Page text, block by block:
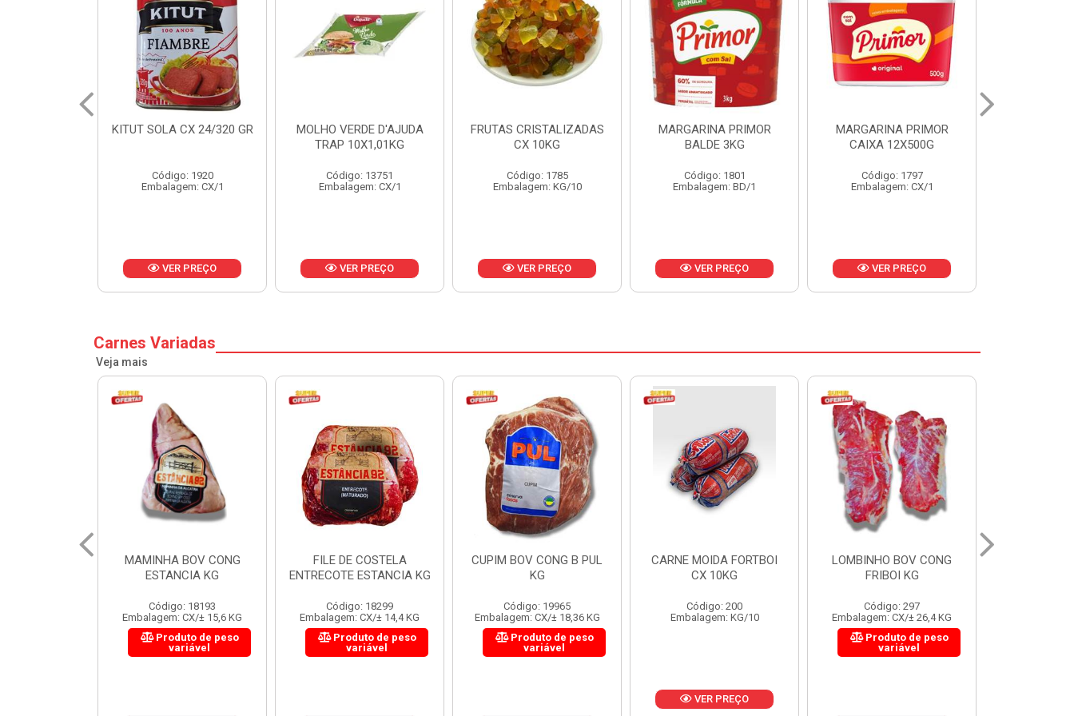
MOLHO VERDE D'AJUDA
Código: 13751
Embalagem: CX/1
VER PREÇO
FRUTAS CRISTALIZADAS
CX 10KG
Código: 1785
Embalagem: KG/10
VER PREÇO
MARGARINA PRIMOR
BALDE 3KG
Código: 1801
Embalagem: BD/1
VER PREÇO
MARGARINA PRIMOR
CAIXA 12X500G
Código: 1797
Embalagem: CX/1
VER PREÇO
MARGARINA PRIMOR CX
24X250G
Código: 1921
Embalagem: CX/1
VER PREÇO
Carnes Variadas
Veja mais
FILE DE COSTELA
ENTRECOTE ESTANCIA KG
Código: 18299
Embalagem: CX/± 14,4 KG
Produto de peso
variável
CUPIM BOV CONG B PUL
KG
Código: 19965
Embalagem: CX/± 18,36 KG
Produto de peso
variável
CARNE MOIDA FORTBOI
CX 10KG
Código: 200
Embalagem: KG/10
LOMBINHO BOV CONG
FRIBOI KG
Código: 297
Embalagem: CX/± 26,4 KG
FIGADO BOV CONG FRIBOI
KG
Código: 222
Embalagem: CX/± 30,12 KG
Produto de peso
variável